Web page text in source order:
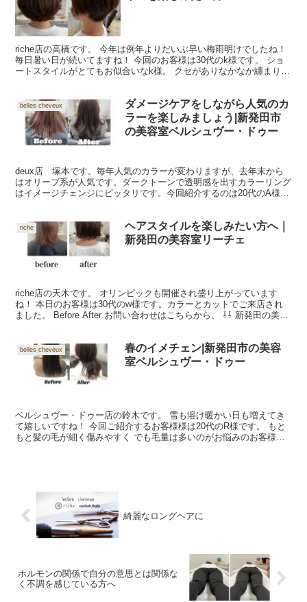
riche店の高橋です。 今年は例年よりだいぶ早い梅雨明けでしたね！
毎日暑い日が続いてますね！ 今回のお客様は30代のk様です。 ショ
ートスタイルがとてもお似合いなk様。 クセがありなかなか纏まりづ
belles cheveux
ダメージケアをしながら人気のカ
ラーを楽しみましょう|新発田市
の美容室ベルシュヴー・ドゥー
deux店 塚本です。毎年人気のカラーが変わりますが、去年末から
はオリーブ系が人気です。ダークトーンで透明感を出すカラーリング
はイメージチェンジにピッタリです。今回紹介するのは20代のA様で
riche
ヘアスタイルを楽しみたい方へ｜
新発田の美容室リーチェ
riche店の天木です。 オリンピックも開催され盛り上がっています
ね！ 本日のお客様は30代のw様です。カラーとカットでご来店され
ました。 Before After お問い合わせはこちらから、 ⇩⇩ 新発田の美容
belles cheveux
春のイメチェン|新発田市の美容
室ベルシュヴー・ドゥー
ベルシュヴー・ドゥー店の鈴木です。 雪も溶け暖かい日も増えてき
て嬉しいですね！ 今回ご紹介するお客様様は20代のR様です。 もと
もと髪の毛が細く傷みやすく でも毛量は多いのがお悩みのお客様で
綺麗なロングヘアに
ホルモンの関係で自分の意思とは関係な
く不調を感じている方へ